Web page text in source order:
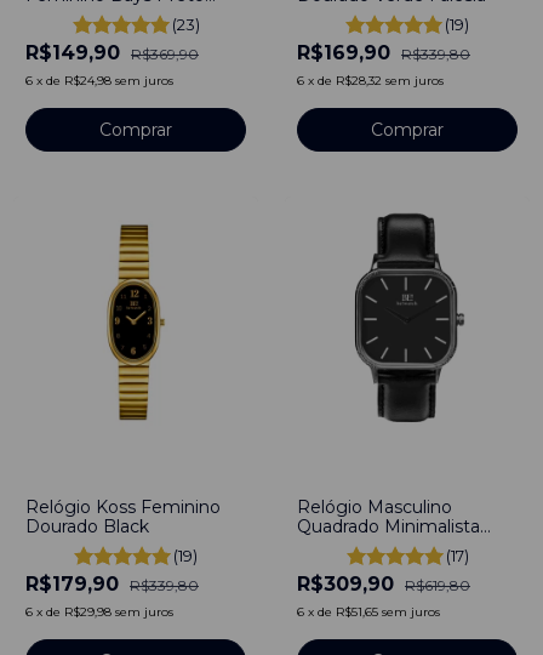
30mm - Aço Inoxidável
(23)
R$149,90 R$369,90
6 x de R$24,98 sem juros
Comprar
(19)
R$169,90 R$339,80
6 x de R$28,32 sem juros
Relógio Koss Feminino
Dourado Black
(19)
R$179,90 R$339,80
6 x de R$29,98 sem juros
Relógio Masculino
Quadrado Minimalista
Square Monterey Pulseira
Couro Preto 40mm - Aço
Inoxidável banhado a
titânio
(17)
R$309,90 R$619,80
6 x de R$51,65 sem juros